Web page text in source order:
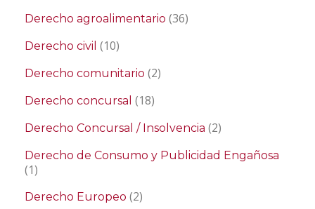
Derecho agroalimentario (36)
Derecho civil (10)
Derecho comunitario (2)
Derecho concursal (18)
Derecho Concursal / Insolvencia (2)
Derecho de Consumo y Publicidad Engañosa
(1)
Derecho Europeo (2)